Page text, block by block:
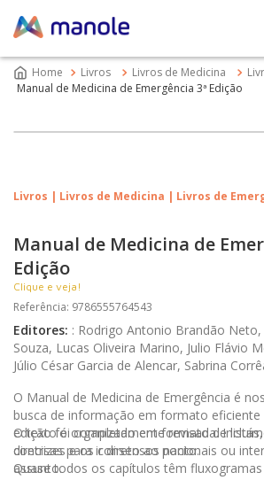
Livros Livros de Medicina
Manual de Medicina de Emergência 3ª Edição
Livros | Livros de Medicina | Livros de
Manual de Medicina de
Edição
Clique e veja!
Referência: 9786555764543
Editores: : Rodrigo Antonio Brandão
Souza, Lucas Oliveira Marino, Julio Flávio
Júlio César Garcia de Alencar, Sabrina
O Manual de Medicina de Emergência é
busca de informação em formato eficiente
edição foi completamente revisada.
diretrizes e os consensos nacionais ou
assunto.
O texto é organizado em formato de
concisas para ir direto ao ponto.
Quase todos os capítulos têm